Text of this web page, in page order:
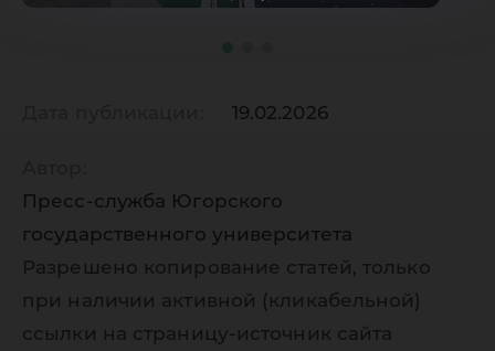
19.02.2026
Пресс-служба Югорского
государственного университета
Разрешено копирование статей, только
при наличии активной (кликабельной)
ссылки на страницу-источник сайта